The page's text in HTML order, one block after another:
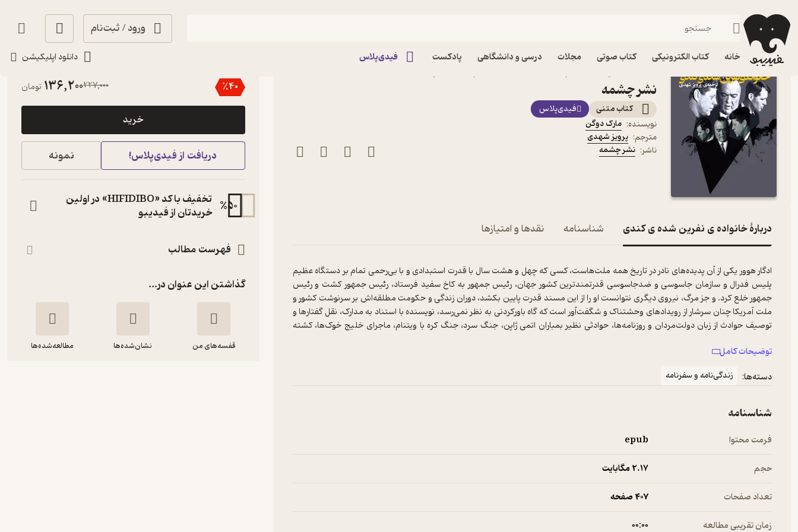
ورود / ثبت‌نام
خانه کتاب الکترونیکی کتاب صوتی مجلات درسی و دانشگاهی پادکست فیدی‌پلاس دانلود اپلیکیشن
فیدیبو کتاب الکترونیکی
نشر چشمه
کتاب متنی
فیدی‌پلاس
نویسنده: مارک دوگن
مترجم: پرویز شهدی
ناشر: نشر چشمه
دربارۀ خانواده ی نفرین شده ی کندی شناسنامه نقدها و امتیازها
ادگار هوور یکی از آن پدیده‌های نادر در تاریخ همه ملت‌هاست، کسی که چهل و هشت سال با قدرت استبدادی و با بی‌رحمی تمام بر دستگاه عظیم
پلیس فدرال و سازمان جاسوسی و ضدجاسوسی قدرتمندترین کشور جهان، رئیس جمهور به کاخ سفید فرستاد، رئیس جمهور کشت و رئیس
جمهور خلع کرد. و جز مرگ، نیروی دیگری نتوانست او را از این مسند قدرت پایین بکشد، دوران زندگی و حکومت مطلقه‌اش بر سرنوشت کشور و
ملت آمریکا چنان سرشار از رویدادهای وحشتناک و شگفت‌آور است که گاه باورکردنی به نظر نمی‌رسد، نویسنده با استناد به مدارک، نقل گفتارها و
توصیف حوادث از زبان دولت‌مردان و روزنامه‌ها، حوادثی نظیر بمباران اتمی ژاپن، جنگ سرد، جنگ کره با ویتنام، ماجرای خلیج خوک‌ها، کشته
توضیحات کامل
دسته‌ها:
زندگی‌نامه و سفرنامه
شناسنامه
فرمت محتوا epub
حجم 2.۱۷ مگابایت
تعداد صفحات 407 صفحه
زمان تقریبی مطالعه ۰۰:۰۰
٪40
227,000
136,200 تومان
خرید
دریافت از فیدی‌پلاس! نمونه
%50
تخفیف با کد «HIFIDIBO» در اولین
خریدتان از فیدیبو
فهرست مطالب
گذاشتن این عنوان در...
قفسه‌های من نشان‌شده‌ها مطالعه‌شده‌ها